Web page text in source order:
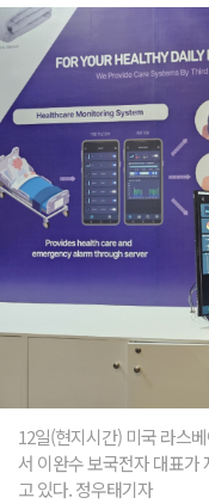
12일(현지시간) 미국 라스
서 이완수 보국전자 대표
고 있다. 정우태기자